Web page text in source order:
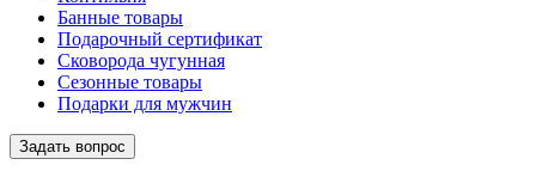
Банные товары
Подарочный сертификат
Сковорода чугунная
Сезонные товары
Подарки для мужчин
Задать вопрос